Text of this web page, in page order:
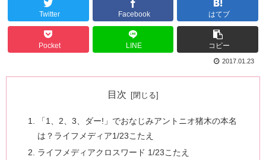
Twitter Facebook はてブ
Pocket LINE コピー
2017.01.23
目次
「1、2、3、ダー!」でおなじみアントニオ猪木の本名
は？ライフメディア1/23こたえ
ライフメディアクロスワード 1/23こたえ